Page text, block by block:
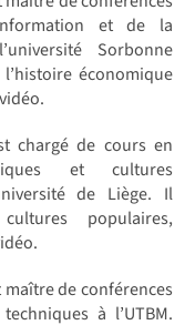
et de la
Sorbonne
économique
chargé de cours en
et cultures
de Liège. Il
populaires,
de conférences
à l’UTBM.